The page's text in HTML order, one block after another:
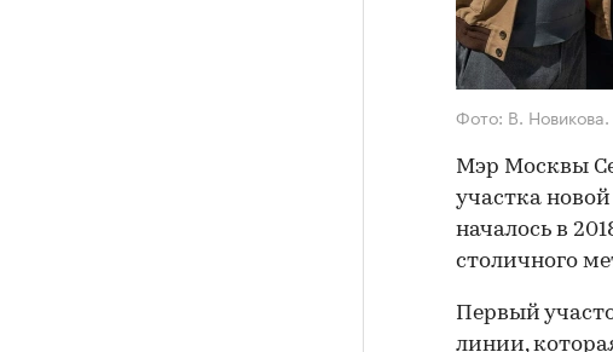
Фото: В.
Мэр Москвы
участка
началось в
столичного
Первый
линии,